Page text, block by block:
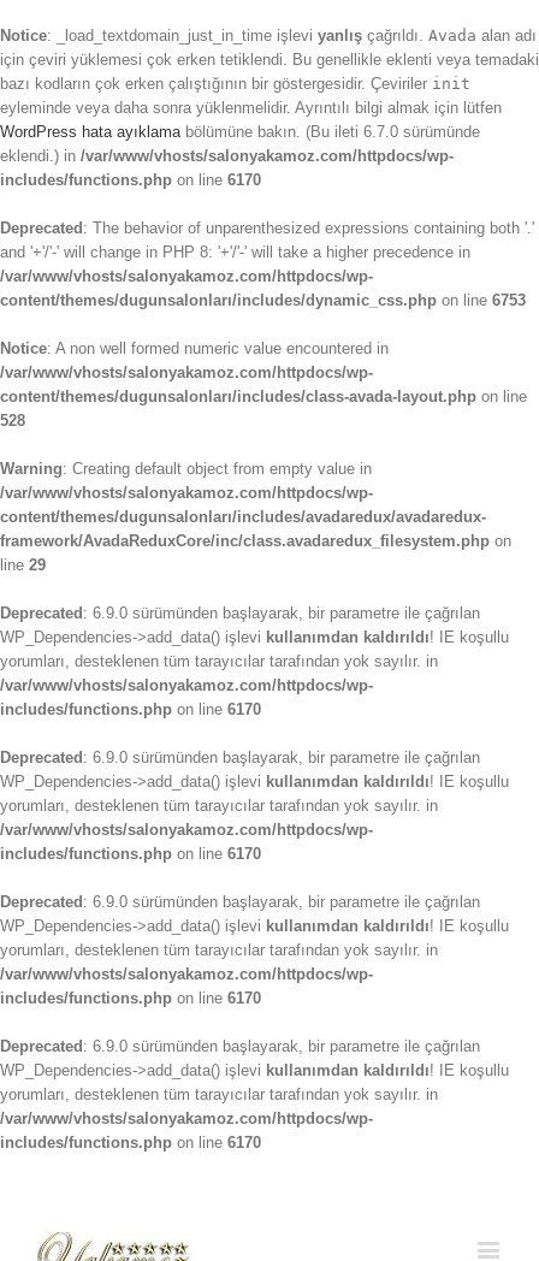
Notice: _load_textdomain_just_in_time işlevi yanlış çağrıldı. Avada alan adı
için çeviri yüklemesi çok erken tetiklendi. Bu genellikle eklenti veya temadaki
bazı kodların çok erken çalıştığının bir göstergesidir. Çeviriler init
eyleminde veya daha sonra yüklenmelidir. Ayrıntılı bilgi almak için lütfen
WordPress hata ayıklamabölümüne bakın. (Bu ileti 6.7.0 sürümünde
eklendi.) in /var/www/vhosts/salonyakamoz.com/httpdocs/wp-
includes/functions.php on line 6170
Deprecated : The behavior of unparenthesized expressions containing both '.'
and '+'/'-' will change in PHP 8: '+'/'-' will take a higher precedence in
/var/www/vhosts/salonyakamoz.com/httpdocs/wp-
content/themes/dugunsalonları/includes/dynamic_css.php on line 6753
Notice: A non well formed numeric value encountered in
/var/www/vhosts/salonyakamoz.com/httpdocs/wp-
content/themes/dugunsalonları/includes/class-avada-layout.php on line
528
Warning: Creating default object from empty value in
/var/www/vhosts/salonyakamoz.com/httpdocs/wp-
content/themes/dugunsalonları/includes/avadaredux/avadaredux-
framework/AvadaReduxCore/inc/class.avadaredux_filesystem.php on
line 29
Deprecated : 6.9.0 sürümünden başlayarak, bir parametre ile çağrılan
WP_Dependencies->add_data() işlevi kullanımdan kaldırıldı! IE koşullu
yorumları, desteklenen tüm tarayıcılar tarafından yok sayılır. in
/var/www/vhosts/salonyakamoz.com/httpdocs/wp-
includes/functions.php on line 6170
Deprecated : 6.9.0 sürümünden başlayarak, bir parametre ile çağrılan
WP_Dependencies->add_data() işlevi kullanımdan kaldırıldı! IE koşullu
yorumları, desteklenen tüm tarayıcılar tarafından yok sayılır. in
/var/www/vhosts/salonyakamoz.com/httpdocs/wp-
includes/functions.php on line 6170
Deprecated : 6.9.0 sürümünden başlayarak, bir parametre ile çağrılan
WP_Dependencies->add_data() işlevi kullanımdan kaldırıldı! IE koşullu
yorumları, desteklenen tüm tarayıcılar tarafından yok sayılır. in
/var/www/vhosts/salonyakamoz.com/httpdocs/wp-
includes/functions.php on line 6170
Deprecated : 6.9.0 sürümünden başlayarak, bir parametre ile çağrılan
WP_Dependencies->add_data() işlevi kullanımdan kaldırıldı! IE koşullu
yorumları, desteklenen tüm tarayıcılar tarafından yok sayılır. in
/var/www/vhosts/salonyakamoz.com/httpdocs/wp-
includes/functions.php on line 6170